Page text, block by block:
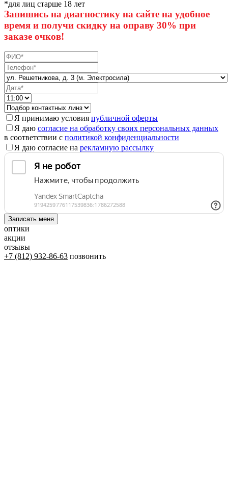
*для лиц старше 18 лет
Запишись на диагностику на сайте на удобное
время и получи скидку на оправу 30% при
заказе очков!
Я принимаю условия публичной оферты
Я даю согласие на обработку своих персональных данных
в соответствии с политикой конфиденциальности
Я даю согласие на рекламную рассылку
оптики
акции
отзывы
+7 (812) 932-86-63 позвонить